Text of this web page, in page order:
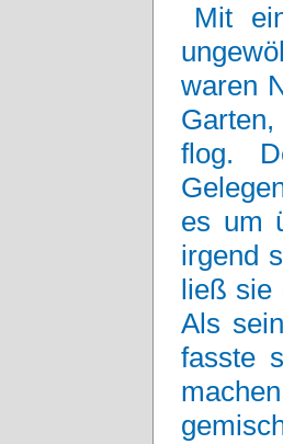
Mit
waren
flog.
es um
irgend
ließ sie
Als
fasste